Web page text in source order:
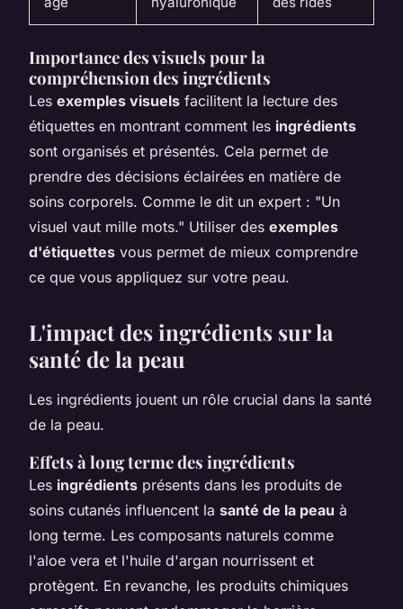
Importance des visuels pour la
compréhension des ingrédients
Les exemples visuels facilitent la lecture des
étiquettes en montrant comment les ingrédients
sont organisés et présentés. Cela permet de
prendre des décisions éclairées en matière de
soins corporels. Comme le dit un expert : "Un
visuel vaut mille mots." Utiliser des exemples
d'étiquettes vous permet de mieux comprendre
ce que vous appliquez sur votre peau.
L'impact des ingrédients sur la
santé de la peau
Les ingrédients jouent un rôle crucial dans la santé
de la peau.
Effets à long terme des ingrédients
Les ingrédients présents dans les produits de
soins cutanés influencent la santé de la peau à
long terme. Les composants naturels comme
l'aloe vera et l'huile d'argan nourrissent et
protègent. En revanche, les produits chimiques